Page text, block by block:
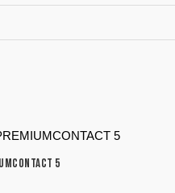
5